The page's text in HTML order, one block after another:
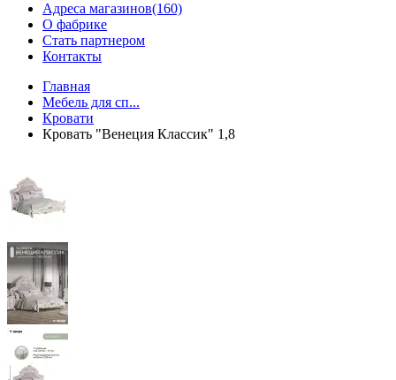
Адреса магазинов(160)
О фабрике
Стать партнером
Контакты
Главная
Мебель для сп...
Кровати
Кровать "Венеция Классик" 1,8